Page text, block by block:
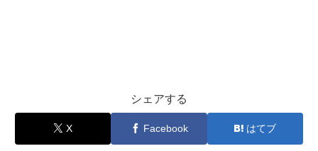
シェアする
X Facebook はてブ